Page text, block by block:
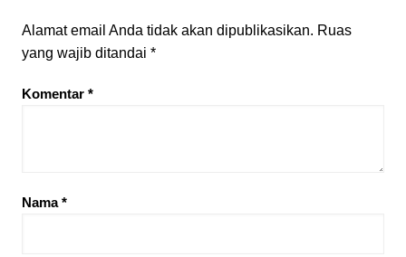
Alamat email Anda tidak akan dipublikasikan. Ruas
yang wajib ditandai *
Komentar *
Nama*